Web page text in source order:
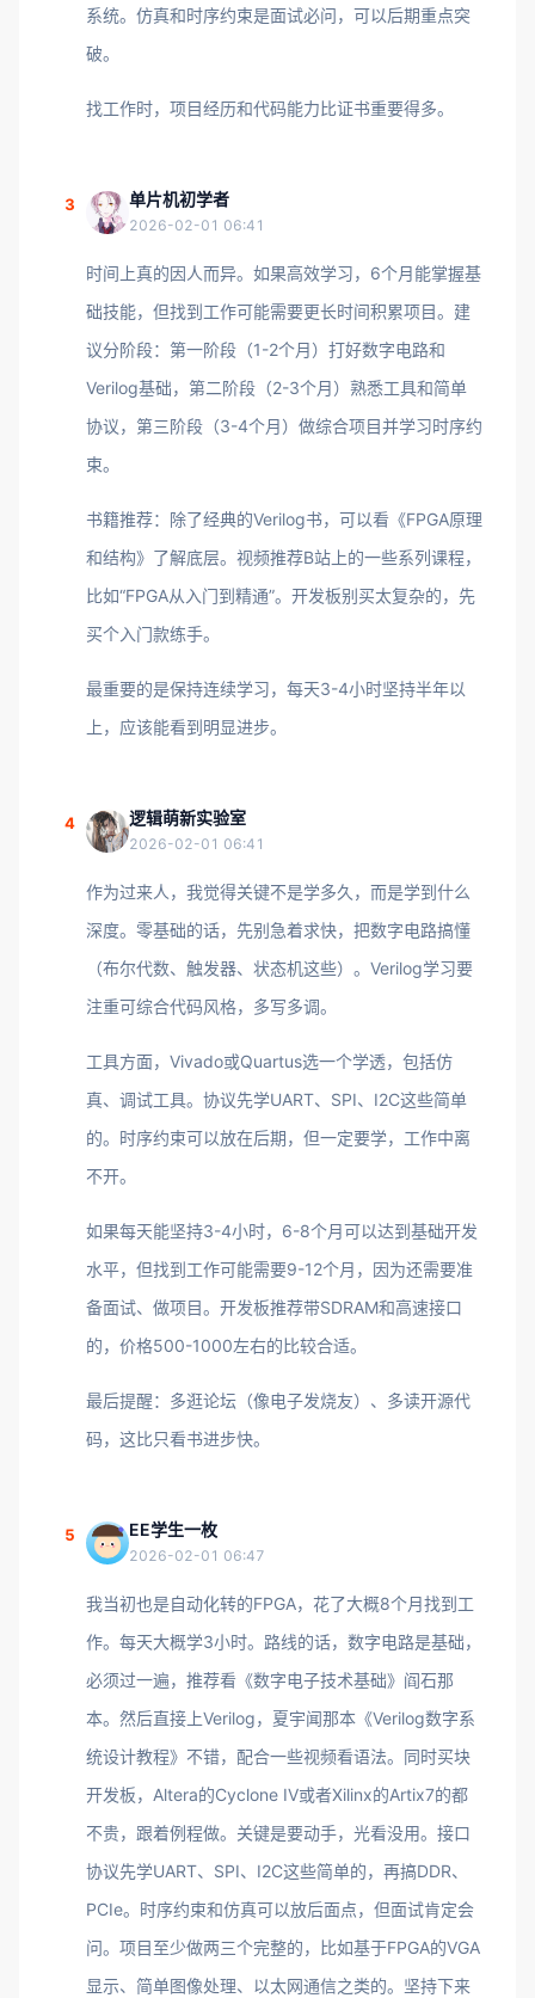
系统。仿真和时序约束是面试必问，可以后期重点突
破。
找工作时，项目经历和代码能力比证书重要得多。
3 单片机初学者
2026-02-01 06:41
时间上真的因人而异。如果高效学习，6个月能掌握基
础技能，但找到工作可能需要更长时间积累项目。建
议分阶段：第一阶段（1-2个月）打好数字电路和
Verilog基础，第二阶段（2-3个月）熟悉工具和简单
协议，第三阶段（3-4个月）做综合项目并学习时序约
束。
书籍推荐：除了经典的Verilog书，可以看《FPGA原理
和结构》了解底层。视频推荐B站上的一些系列课程，
比如“FPGA从入门到精通”。开发板别买太复杂的，先
买个入门款练手。
最重要的是保持连续学习，每天3-4小时坚持半年以
上，应该能看到明显进步。
4 逻辑萌新实验室
2026-02-01 06:41
作为过来人，我觉得关键不是学多久，而是学到什么
深度。零基础的话，先别急着求快，把数字电路搞懂
（布尔代数、触发器、状态机这些）。Verilog学习要
注重可综合代码风格，多写多调。
工具方面，Vivado或Quartus选一个学透，包括仿
真、调试工具。协议先学UART、SPI、I2C这些简单
的。时序约束可以放在后期，但一定要学，工作中离
不开。
如果每天能坚持3-4小时，6-8个月可以达到基础开发
水平，但找到工作可能需要9-12个月，因为还需要准
备面试、做项目。开发板推荐带SDRAM和高速接口
的，价格500-1000左右的比较合适。
最后提醒：多逛论坛（像电子发烧友）、多读开源代
码，这比只看书进步快。
5 EE学生一枚
2026-02-01 06:47
我当初也是自动化转的FPGA，花了大概8个月找到工
作。每天大概学3小时。路线的话，数字电路是基础，
必须过一遍，推荐看《数字电子技术基础》阎石那
本。然后直接上Verilog，夏宇闻那本《Verilog数字系
统设计教程》不错，配合一些视频看语法。同时买块
开发板，Altera的Cyclone IV或者Xilinx的Artix7的都
不贵，跟着例程做。关键是要动手，光看没用。接口
协议先学UART、SPI、I2C这些简单的，再搞DDR、
PCIe。时序约束和仿真可以放后面点，但面试肯定会
问。项目至少做两三个完整的，比如基于FPGA的VGA
显示、简单图像处理、以太网通信之类的。坚持下来